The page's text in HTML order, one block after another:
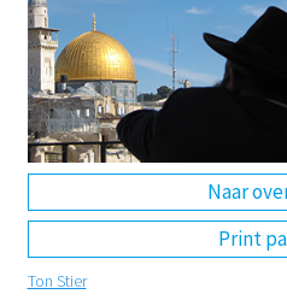
Naar
Print
Ton Stier
DE